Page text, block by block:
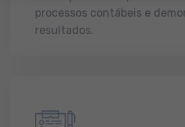
processos contábeis e
resultados.